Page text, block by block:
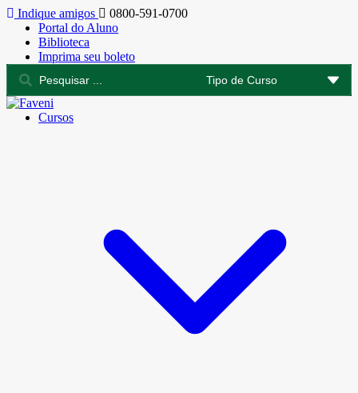
Indique amigos
0800-591-0700
Portal do Aluno
Biblioteca
Imprima seu boleto
Cursos